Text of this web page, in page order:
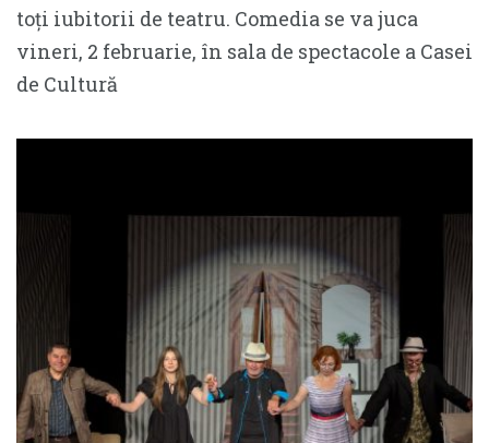
toți iubitorii de teatru. Comedia se va juca
vineri, 2 februarie, în sala de spectacole a Casei
de Cultură